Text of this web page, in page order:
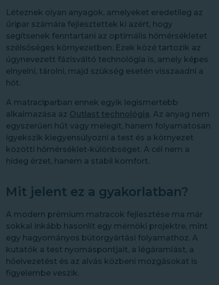
Léteznek olyan anyagok, amelyeket eredetileg az
űripar számára fejlesztettek ki azért, hogy
segítsenek fenntartani az optimális hőmérsékletet
szélsőséges környezetben. Ezek közé tartozik az
úgynevezett fázisváltó technológia is, amely képes
elnyelni, tárolni, majd szükség esetén visszaadni a
hőt.
A matraciparban ennek egyik legismertebb
alkalmazása az Outlast technológia. Az anyag nem
egyszerűen hűt vagy melegít, hanem folyamatosan
igyekszik kiegyensúlyozni a test és a környezet
közötti hőmérséklet-különbséget. A cél nem a
hideg érzet, hanem a stabil komfort.
Mit jelent ez a gyakorlatban?
A modern prémium matracok fejlesztése ma már
sokkal inkább hasonlít egy mérnöki projektre, mint
egy hagyományos bútorgyártási folyamathoz. A
kutatók a test nyomáspontjait, a légáramlást, a
hőelvezetést és az alvás közbeni mozgásokat is
figyelembe veszik.